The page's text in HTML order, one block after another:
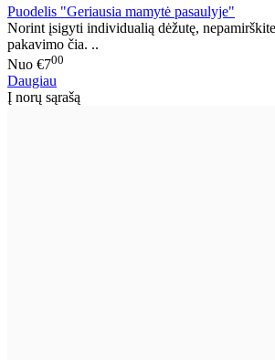
Puodelis "Geriausia mamytė pasaulyje"
Norint įsigyti individualią dėžutę,
pakavimo čia. ..
Nuo €700
Daugiau
Į norų sąrašą